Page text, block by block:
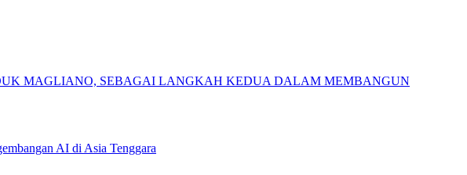
MAGLIANO, SEBAGAI LANGKAH KEDUA DALAM MEMBANGUN
AI di Asia Tenggara